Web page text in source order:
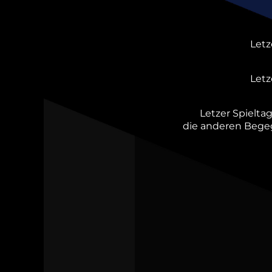
Letzer Spieltag
die anderen